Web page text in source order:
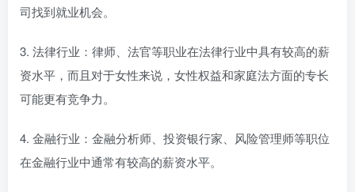
司找到就业机会。
3. 法律行业：律师、法官等职业在法律行业中具有较高的薪
资水平，而且对于女性来说，女性权益和家庭法方面的专长
可能更有竞争力。
4. 金融行业：金融分析师、投资银行家、风险管理师等职位
在金融行业中通常有较高的薪资水平。